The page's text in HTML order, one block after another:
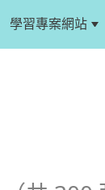
學習專案網站